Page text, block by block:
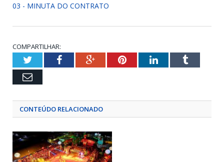
03 - MINUTA DO CONTRATO
COMPARTILHAR:
TwitterFacebookGoogle+PinterestLinkedInTumblr
Email
CONTEÚDO RELACIONADO